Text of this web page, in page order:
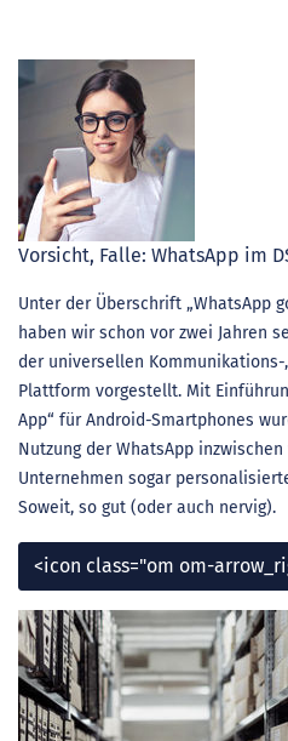
Vorsicht, Falle: WhatsApp im
Unter der Überschrift „WhatsApp
haben wir schon vor zwei Jahren
der universellen
Plattform vorgestellt. Mit
App“ für Android-Smartphones
Nutzung der WhatsApp
Unternehmen sogar
Soweit, so gut (oder auch nervig).
<icon class="om om-